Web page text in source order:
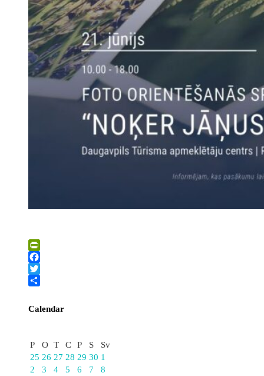
PrintFriendly
Facebook
Twitter
Calendar
P
O T C P S
Sv
25 26 27 28 29 30 1
2
3 4 5 6 7
8